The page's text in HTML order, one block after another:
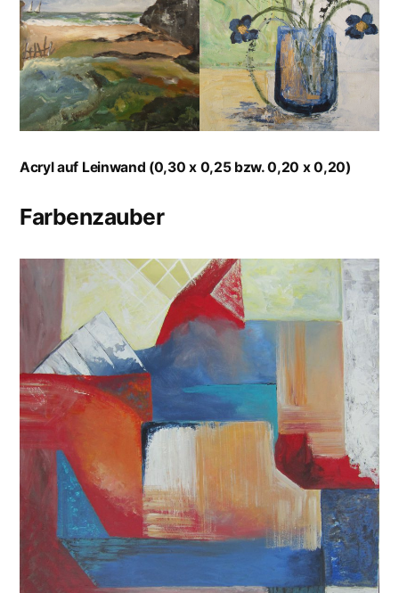
Acryl auf Leinwand (0,30 x 0,25 bzw. 0,20 x 0,20)
Farbenzauber